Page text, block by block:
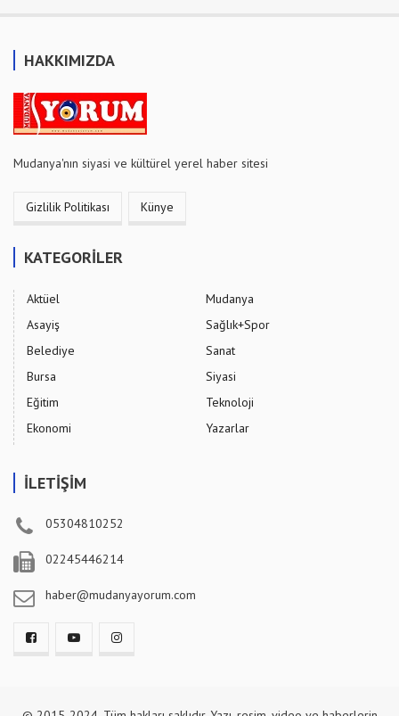
HAKKIMIZDA
Mudanya'nın siyasi ve kültürel yerel haber sitesi
Gizlilik Politikası Künye
KATEGORİLER
Aktüel
Asayiş
Belediye
Bursa
Eğitim
Ekonomi
Mudanya
Sağlık+Spor
Sanat
Siyasi
Teknoloji
Yazarlar
İLETİŞİM
05304810252
02245446214
haber@mudanyayorum.com